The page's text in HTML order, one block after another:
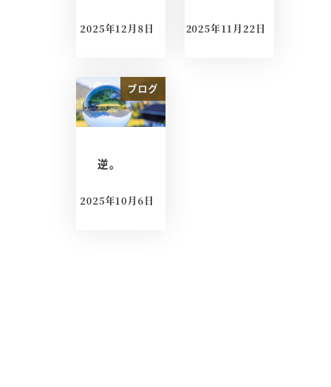
投稿日
2025年12月8日
投稿日
2025年11月22日
ブログ
逆。
投稿日
2025年10月6日